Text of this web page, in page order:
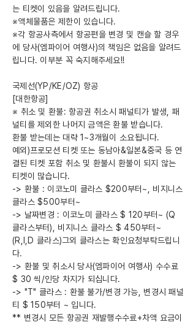
는 티켓이 있음을 알려드립니다.
※액체물품은 제한이 있습니다.
※각 항공사측에서 항공편을 변경 및 캔슬 할 경우
에 당사(엠파이어 여행사)의 책임은 없음을 알려드
립니다. 이부분 꼭 숙지해주세요!!
국제선(YP/KE/OZ) 항공
[대한항공]
※ 취소 및 환불: 항공권 취소시 패널티가 발생, 패
널티를 제외한 나머지 금액은 환불 받습니다.
환불 받는데는 대략 1~3개월이 소요됩니다.
예외)프로모션 티켓 또는 동남아&일본&중국 등 연
결된 티켓 포함 취소 및 환불시 환불이 되지 않는
티켓이 많습니다.
-> 환불 : 이코노미 클라스 $200부터~, 비지니스
클라스 $500부터~
-> 날짜변경 : 이코노미 클라스 $ 120부터~ (Q
클라스부터), 비지니스 클라스 $ 450부터~
(R,I,D 클라스)그외 클라스는 확인요청부탁드립니
다.
-> 환불 및 취소시 당사(엠파이어 여행사) 수수료
$ 30 씩/인당 차지가 되십니다.
-> "T" 클라스 : 환불 불가/변경 가능, 변경시 패널
티 $ 150부터 ~ 입니다.
** 변경시 모든 항공권 재발행수수료+차액 요금이